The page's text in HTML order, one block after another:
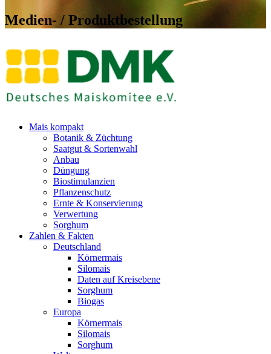
Medien- / Produktbestellung
Mais kompakt
Botanik & Züchtung
Saatgut & Sortenwahl
Anbau
Düngung
Biostimulanzien
Pflanzenschutz
Ernte & Konservierung
Verwertung
Sorghum
Zahlen & Fakten
Deutschland
Körnermais
Silomais
Daten auf Kreisebene
Sorghum
Biogas
Europa
Körnermais
Silomais
Sorghum